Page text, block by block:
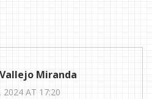
Miranda
AT 17:20